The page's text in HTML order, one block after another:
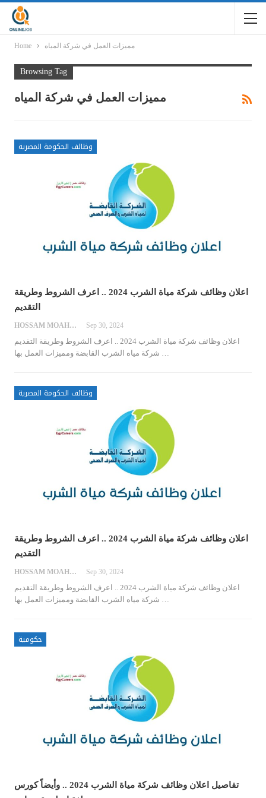
Home مميزات العمل في شركة المياه
Browsing Tag
مميزات العمل في شركة المياه
وظائف الحكومة المصرية
اعلان وظائف شركة مياة الشرب 2024 .. اعرف الشروط وطريقة
التقديم
HOSSAM MOAHMED Sep 30, 2024
اعلان وظائف شركة مياة الشرب 2024 .. اعرف الشروط وطريقة التقديم
وظائف الحكومة المصرية
اعلان وظائف شركة مياة الشرب 2024 .. اعرف الشروط وطريقة
التقديم
HOSSAM MOAHMED Sep 30, 2024
اعلان وظائف شركة مياة الشرب 2024 .. اعرف الشروط وطريقة التقديم
حكومية
تفاصيل اعلان وظائف شركة مياة الشرب 2024 .. وأيضاً كورس